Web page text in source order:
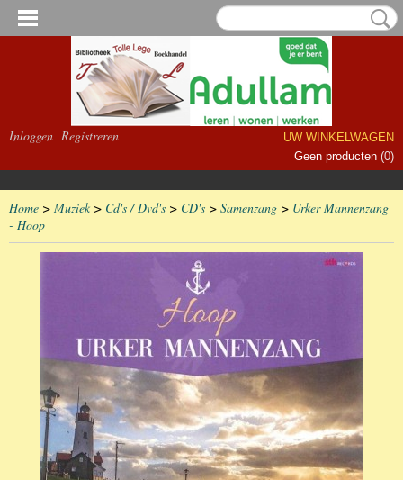
Inloggen Registreren
UW WINKELWAGEN
Geen producten (0)
Home > Muziek> Cd's / Dvd's > CD's > Samenzang > Urker Mannenzang
- Hoop